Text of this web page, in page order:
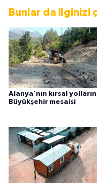
Bunlar da ilginizi
Alanya'nın kırsal
Büyükşehir mesaisi